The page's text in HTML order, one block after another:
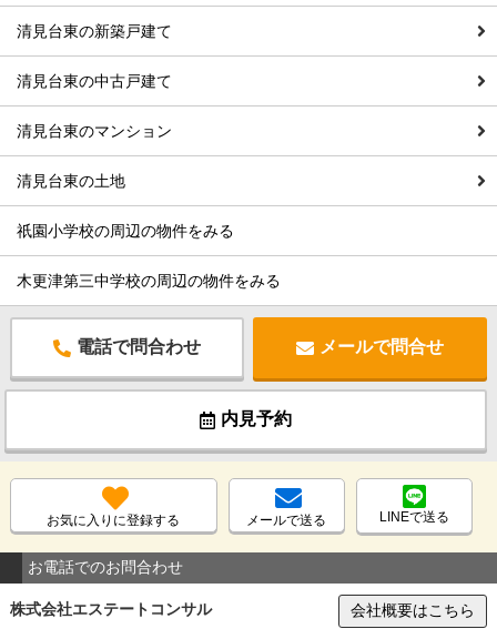
清見台東の新築戸建て
清見台東の中古戸建て
清見台東のマンション
清見台東の土地
祇園小学校の周辺の物件をみる
木更津第三中学校の周辺の物件をみる
電話で問合わせ メールで問合せ
内見予約
お気に入りに登録する メールで送る LINEで送る
お電話でのお問合わせ
株式会社エステートコンサル 会社概要はこちら